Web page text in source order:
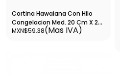
Cortina Hawaiana Con Hilo
Congelacion Med. 20 Cm X 2
Mm X 50 Mts VENTA POR
MXN$59.38(Mas IVA)